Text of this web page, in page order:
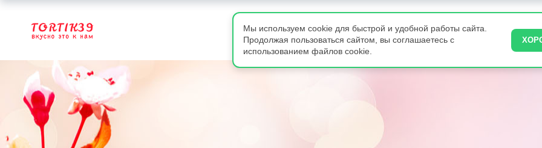
ВКУСНЯШКИ ПИРОГИ ТОРТЫ НА ЗАКАЗ КОНДИТЕРАМ
Мы используем cookie для быстрой и удобной работы сайта.
Продолжая пользоваться сайтом, вы соглашаетесь с
использованием файлов cookie.